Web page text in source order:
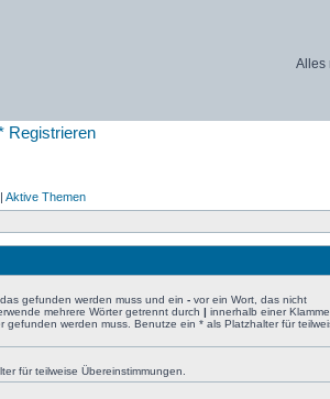
Alles
Registrieren
| Aktive Themen
gefunden werden muss und ein - vor ein Wort, das nicht
mehrere Wörter getrennt durch | innerhalb einer
gefunden werden muss. Benutze ein * als Platzhalter für
für teilweise Übereinstimmungen.